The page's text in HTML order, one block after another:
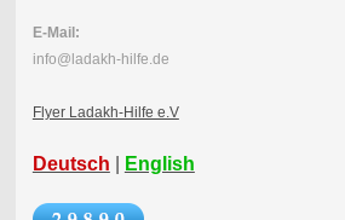
E-Mail:
info@ladakh-hilfe.de
Flyer Ladakh-Hilfe e.V
Deutsch English